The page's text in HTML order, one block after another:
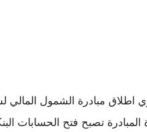
المبادرة تصبح فتح الحسابات